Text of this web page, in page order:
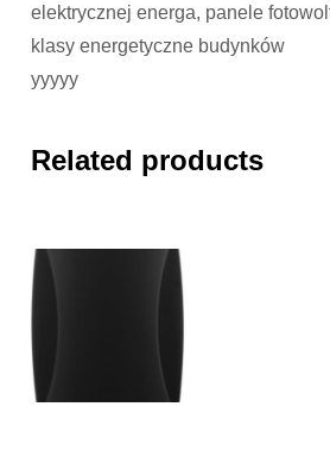
elektrycznej energa, panele
klasy energetyczne budynków
yyyyy
Related products